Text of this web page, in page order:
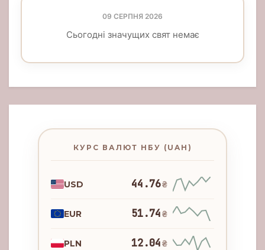
09 СЕРПНЯ 2026
Сьогодні значущих свят немає
КУРС ВАЛЮТ НБУ (UAH)
USD 44.76₴
EUR 51.74₴
PLN 12.04₴